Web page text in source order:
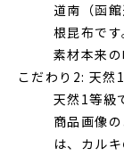
道南（函
根昆布で
素材本来
こだわり2: 天然
天然1等級
商品画像
は、カル